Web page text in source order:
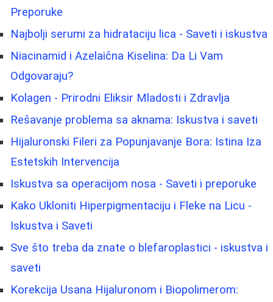
Preporuke
Najbolji serumi za hidrataciju lica - Saveti i iskustva
Niacinamid i Azelaična Kiselina: Da Li Vam
Odgovaraju?
Kolagen - Prirodni Eliksir Mladosti i Zdravlja
Rešavanje problema sa aknama: Iskustva i saveti
Hijaluronski Fileri za Popunjavanje Bora: Istina Iza
Estetskih Intervencija
Iskustva sa operacijom nosa - Saveti i preporuke
Kako Ukloniti Hiperpigmentaciju i Fleke na Licu -
Iskustva i Saveti
Sve što treba da znate o blefaroplastici - iskustva i
saveti
Korekcija Usana Hijaluronom i Biopolimerom: